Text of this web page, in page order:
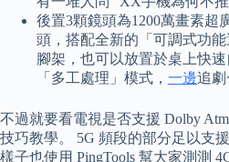
後置3顆鏡頭為1200萬畫素超
頭，搭配全新的「可調式功
腳架，也可以放置於桌上快
「多工處理」模式， 一邊追劇
不過就要看電視是否支援 Dolby
技巧教學。 5G 頻段的部分足以支
樣子也使用 PingTools 幫大家測測